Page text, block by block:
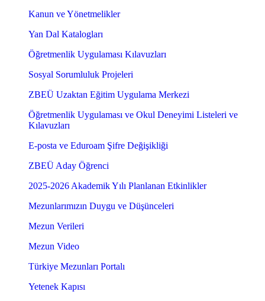
Kanun ve Yönetmelikler
Yan Dal Katalogları
Öğretmenlik Uygulaması Kılavuzları
Sosyal Sorumluluk Projeleri
ZBEÜ Uzaktan Eğitim Uygulama Merkezi
Öğretmenlik Uygulaması ve Okul Deneyimi Listeleri ve
Kılavuzları
E-posta ve Eduroam Şifre Değişikliği
ZBEÜ Aday Öğrenci
2025-2026 Akademik Yılı Planlanan Etkinlikler
Mezunlarımızın Duygu ve Düşünceleri
Mezun Verileri
Mezun Video
Türkiye Mezunları Portalı
Yetenek Kapısı